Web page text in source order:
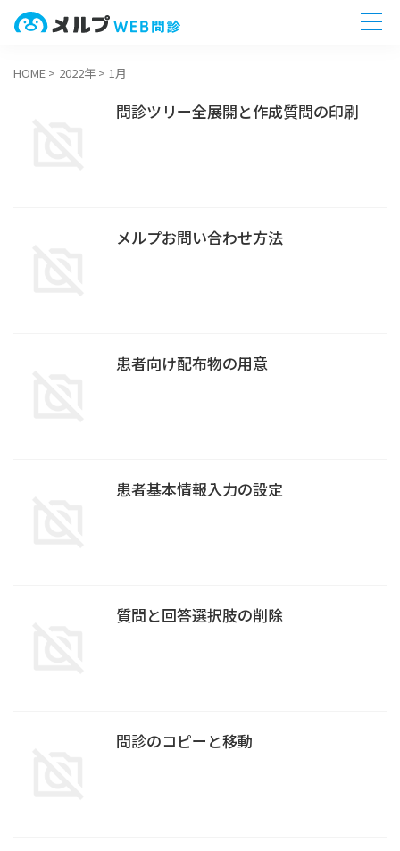
ホーム
HOME > 2022年 > 1月
問診ツリー全展開と作成質問の印刷
メルプお問い合わせ方法
患者向け配布物の用意
患者基本情報入力の設定
質問と回答選択肢の削除
問診のコピーと移動